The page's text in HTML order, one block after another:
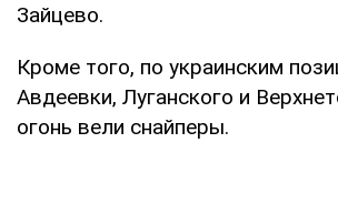
Зайцево.
Кроме того, по украинским
Авдеевки, Луганского и
огонь вели снайперы.